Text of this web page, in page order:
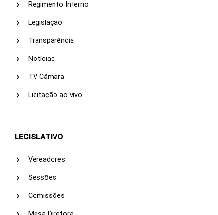
Regimento Interno
Legislação
Transparência
Notícias
TV Câmara
Licitação ao vivo
LEGISLATIVO
Vereadores
Sessões
Comissões